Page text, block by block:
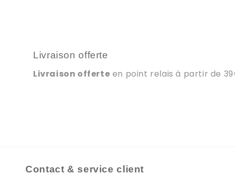
Livraison offerte
Livraison offerte en point relais à partir de
Contact & service client